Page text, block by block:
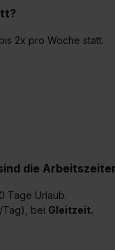
2x pro Woche statt.
die
Tage Urlaub.
Tag), bei Gleitzeit.